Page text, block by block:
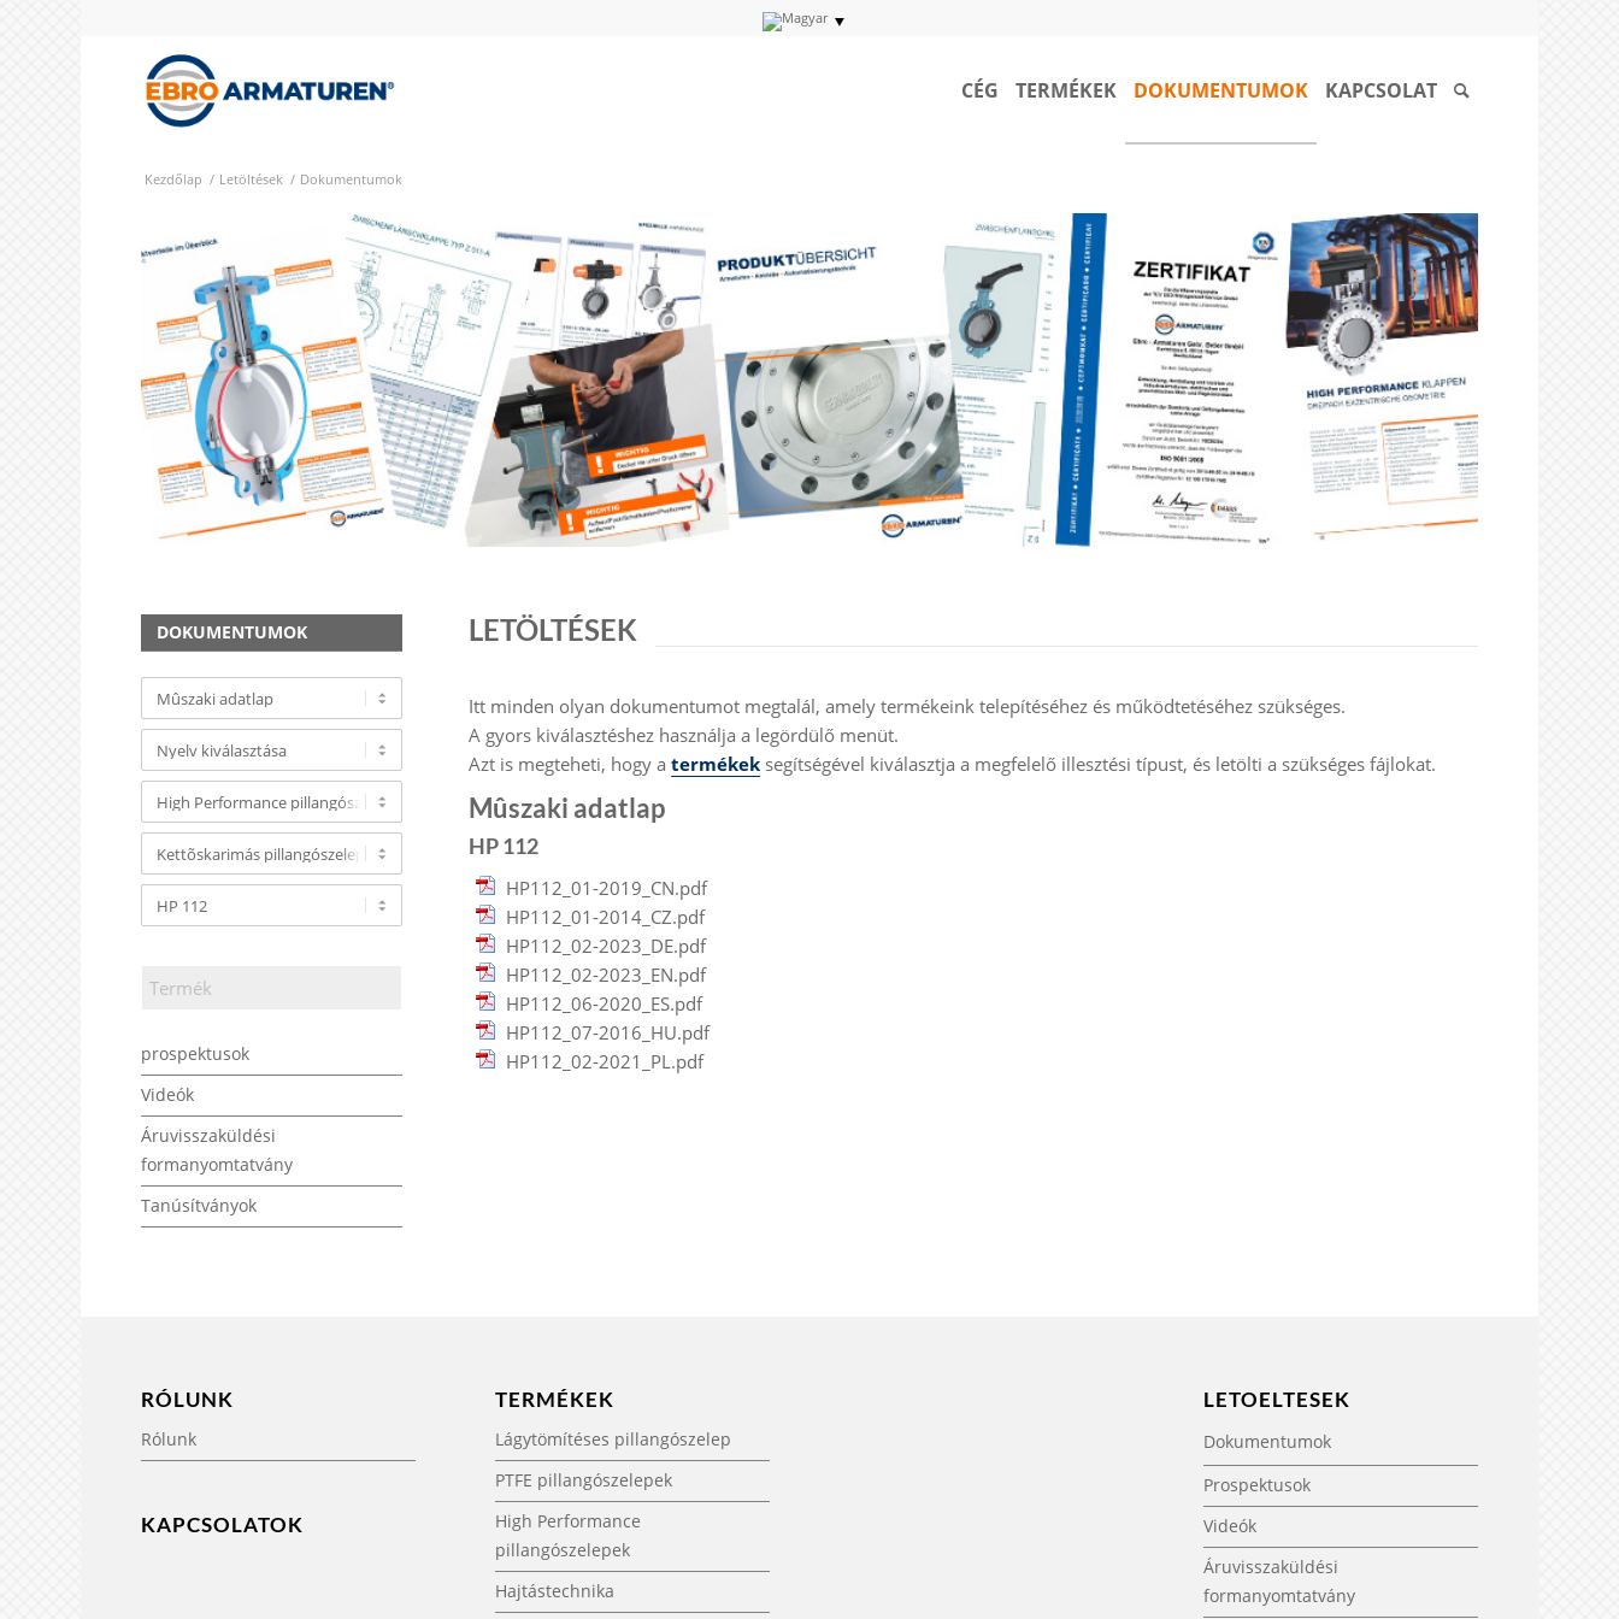
CÉG TERMÉKEK DOKUMENTUMOK KAPCSOLAT
Kezdőlap / Letöltések / Dokumentumok
LETÖLTÉSEK
Itt minden olyan dokumentumot megtalál, amely termékeink telepítéséhez és működtetéséhez szükséges.
A gyors kiválasztéshez használja a legördülő menüt.
Azt is megteheti, hogy a termékek segítségével kiválasztja a megfelelő illesztési típust, és letölti a szükséges fájlokat.
Mûszaki adatlap
HP 112
HP112_01-2019_CN.pdf
HP112_01-2014_CZ.pdf
HP112_02-2023_DE.pdf
HP112_02-2023_EN.pdf
HP112_06-2020_ES.pdf
HP112_07-2016_HU.pdf
HP112_02-2021_PL.pdf
DOKUMENTUMOK
prospektusok
Videók
Áruvisszaküldési
formanyomtatvány
Tanúsítványok
RÓLUNK
Rólunk
KAPCSOLATOK
TERMÉKEK
Lágytömítéses pillangószelep
PTFE pillangószelepek
High Performance
pillangószelepek
Hajtástechnika
LETOELTESEK
Dokumentumok
Prospektusok
Videók
Áruvisszaküldési
formanyomtatvány